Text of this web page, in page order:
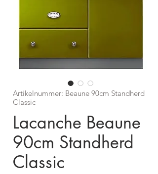
Artikelnummer: Beaune 90cm Standherd
Classic
Lacanche Beaune
90cm Standherd
Classic